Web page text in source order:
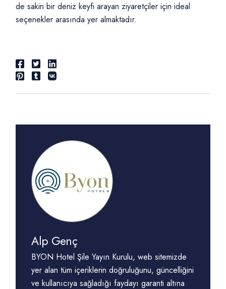
de sakin bir deniz keyfi arayan ziyaretçiler için ideal
seçenekler arasında yer almaktadır.
Alp Genç
BYON Hotel Şile Yayın Kurulu, web sitemizde
yer alan tüm içeriklerin doğruluğunu, güncelliğini
ve kullanıcıya sağladığı faydayı garanti altına